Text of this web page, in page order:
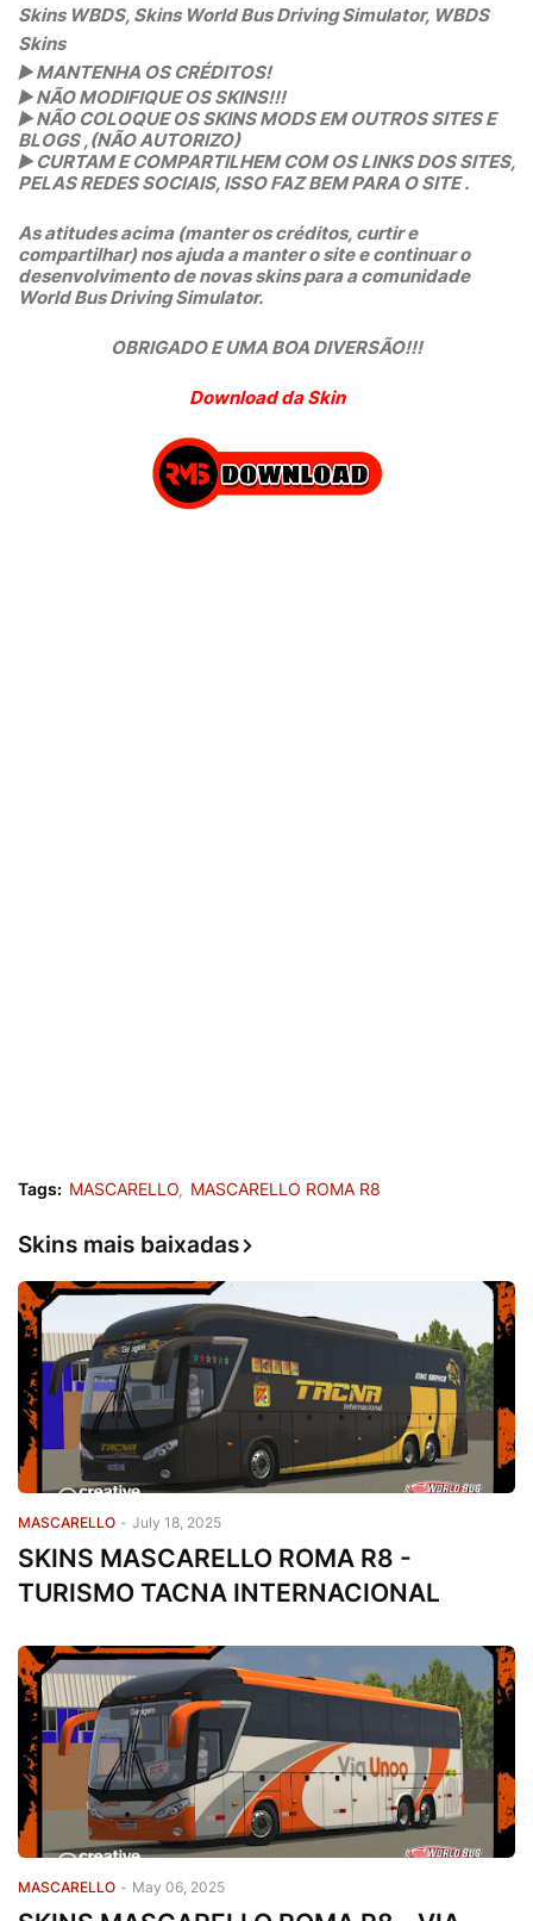
Skins WBDS, Skins World Bus Driving Simulator, WBDS
Skins
▶️MANTENHA OS CRÉDITOS!
▶️NÃO MODIFIQUE OS SKINS!!!
▶️NÃO COLOQUE OS SKINS MODS EM OUTROS SITES E
BLOGS ,(NÃO AUTORIZO)
▶️CURTAM E COMPARTILHEM COM OS LINKS DOS SITES,
PELAS REDES SOCIAIS, ISSO FAZ BEM PARA O SITE .
As atitudes acima (manter os créditos, curtir e
compartilhar) nos ajuda a manter o site e continuar o
desenvolvimento de novas skins para a comunidade
World Bus Driving Simulator.
OBRIGADO E UMA BOA DIVERSÃO!!!
Download da Skin
Tags: MASCARELLO MASCARELLO ROMA R8
Skins mais baixadas
MASCARELLO - July 18, 2025
SKINS MASCARELLO ROMA R8 -
TURISMO TACNA INTERNACIONAL
MASCARELLO - May 06, 2025